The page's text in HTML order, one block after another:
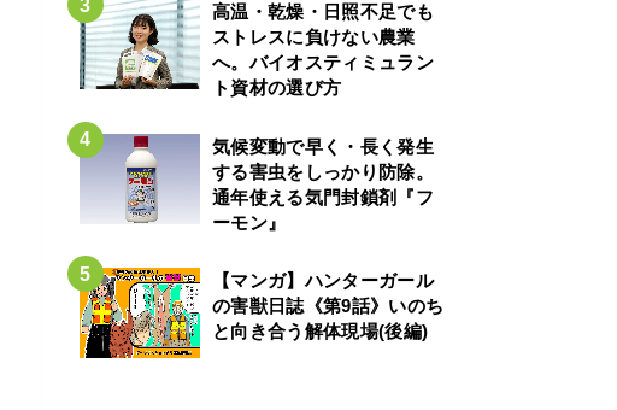
高温・乾燥・日照不足でも
ストレスに負けない農業
へ。バイオスティミュラン
ト資材の選び方
気候変動で早く・長く発生
する害虫をしっかり防除。
通年使える気門封鎖剤『フ
ーモン』
【マンガ】ハンターガール
の害獣日誌《第9話》いのち
と向き合う解体現場(後編)